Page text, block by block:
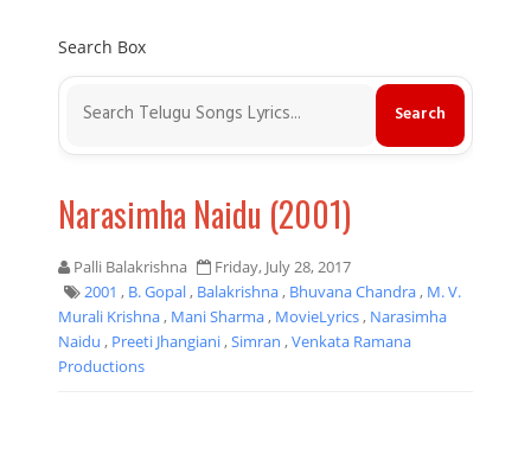
Search Box
Narasimha Naidu (2001)
Palli Balakrishna
Friday, July 28, 2017
2001 , B. Gopal, Balakrishna, Bhuvana Chandra, M. V.
Murali Krishna, Mani Sharma, MovieLyrics, Narasimha
Naidu , Preeti Jhangiani,Simran ,Venkata Ramana
Productions